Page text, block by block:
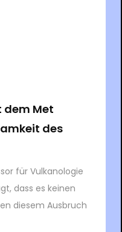
Met
des
für Vulkanologie
dass es keinen
diesem Ausbruch